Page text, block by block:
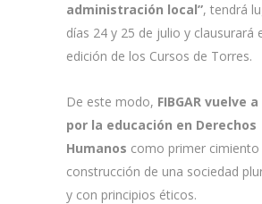
administración local”, tendrá
días 24 y 25 de julio y clausurará
edición de los Cursos de Torres.
De este modo, FIBGAR vuelve
por la educación en Derechos
Humanos como primer cimiento
construcción de una sociedad
y con principios éticos.